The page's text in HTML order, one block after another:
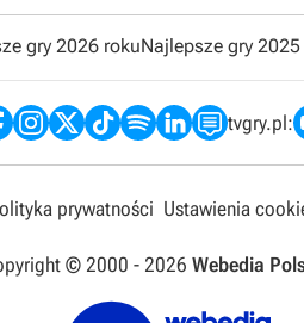
gry 2026 rokuNajlepsze gry
tvgry.pl:
prywatności Ustawienia
© 2000 - 2026 Webedia